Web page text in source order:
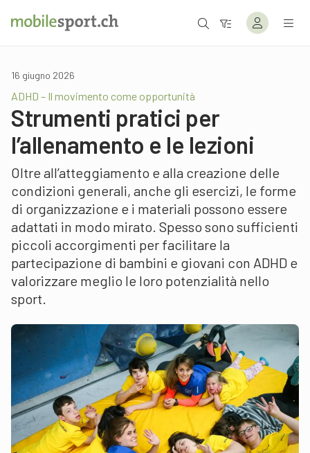
16 giugno 2026
ADHD – Il movimento come opportunità
Strumenti pratici per
l’allenamento e le lezioni
Oltre all’atteggiamento e alla creazione delle
condizioni generali, anche gli esercizi, le forme
di organizzazione e i materiali possono essere
adattati in modo mirato. Spesso sono sufficienti
piccoli accorgimenti per facilitare la
partecipazione di bambini e giovani con ADHD e
valorizzare meglio le loro potenzialità nello
sport.